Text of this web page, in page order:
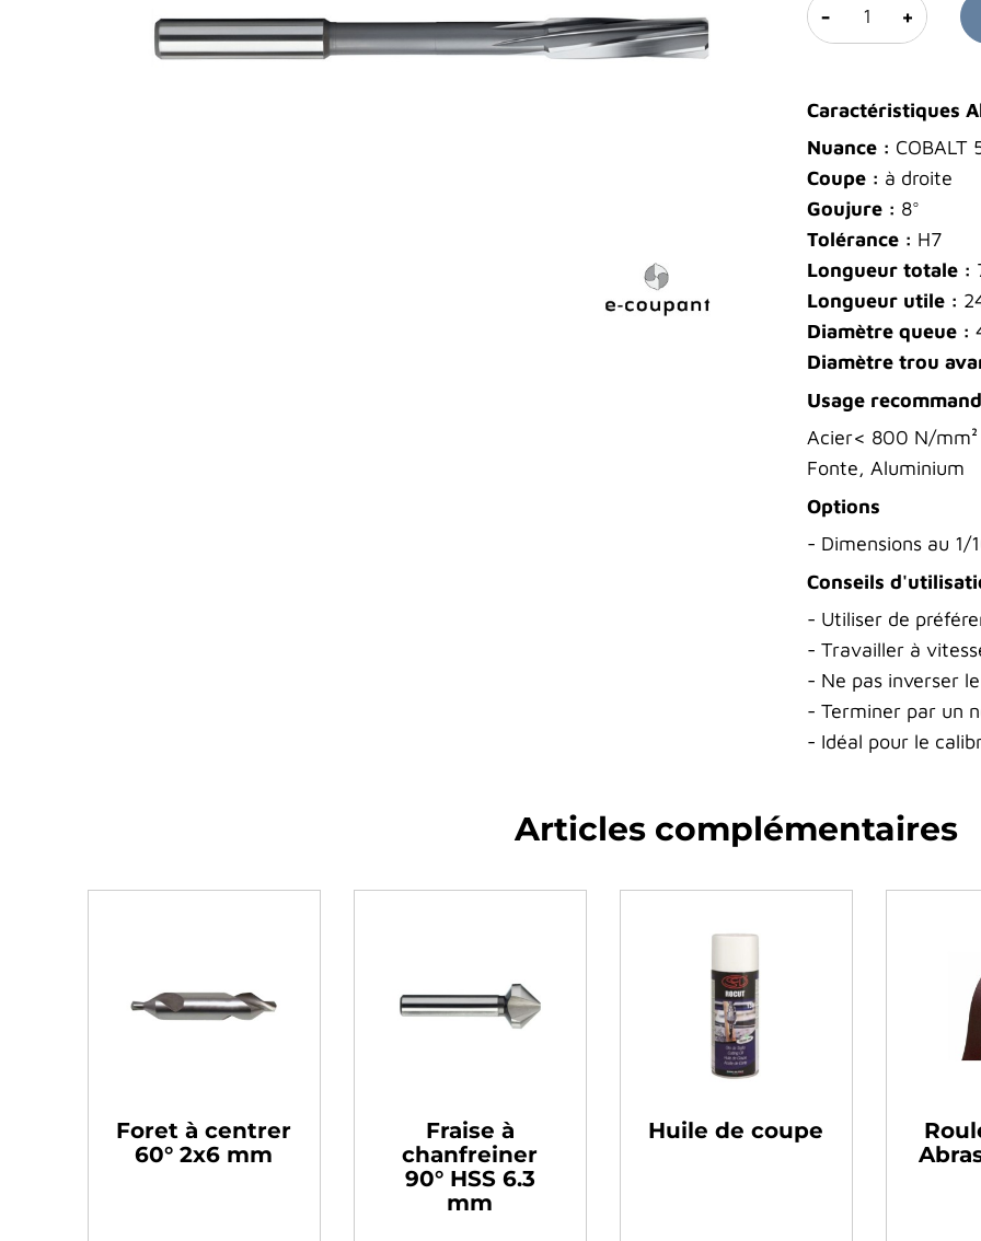
- +
Caractéristiques
Nuance : COBALT
Coupe : à droite
Goujure : 8°
Tolérance : H7
Longueur totale :
Longueur utile :
Diamètre queue :
Diamètre trou
Usage
Acier< 800 N/mm²
Fonte, Aluminium
Options
- Dimensions au 1/
Conseils
- Utiliser de
- Travailler à
- Ne pas inverser
- Terminer par un
- Idéal pour le
Articles complémentaires
Foret à centrer
60° 2x6 mm
Fraise à
chanfreiner
90° HSS 6.3
mm
Huile de coupe